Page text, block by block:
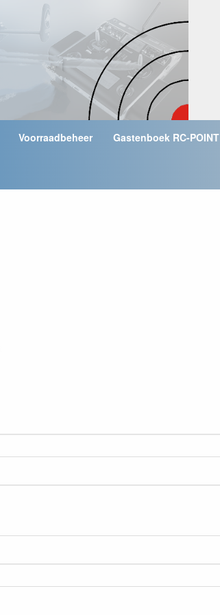
Voorraadbeheer Gastenboek RC-POINT